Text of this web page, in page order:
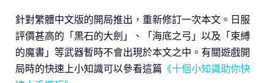
針對繁體中文版的開局推出，重新修訂一次本文。日服
評價甚高的「黒石的大劍」、「海底之弓」以及「束縛
的魔書」等武器暫時不會出現於本文之中。有關遊戲開
局時的快速上小知識可以參看這篇 《十個小知識助你快